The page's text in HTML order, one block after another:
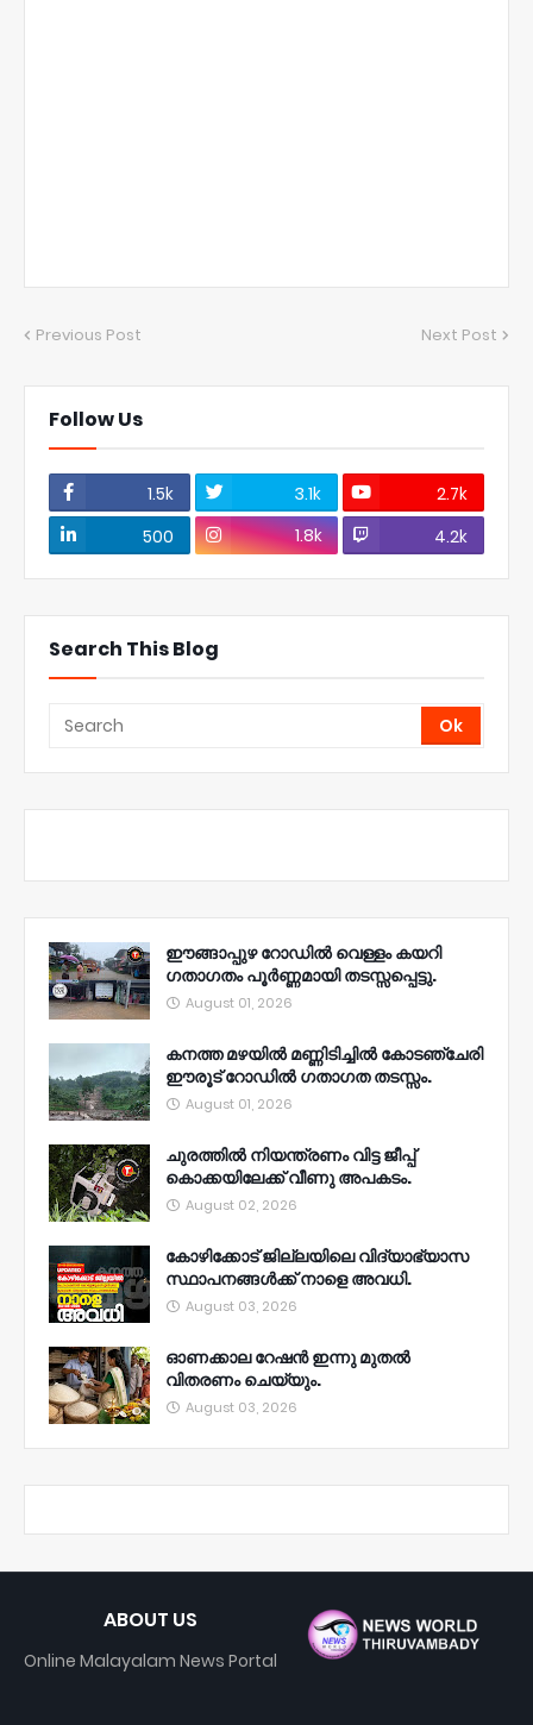
Previous Post Next Post
Follow Us
1.5k 3.1k
2.7k
500
1.8k 4.2k
Search This Blog
ഈങ്ങാപ്പുഴ റോഡിൽ വെള്ളം കയറി
ഗതാഗതം പൂർണ്ണമായി തടസ്സപ്പെട്ടു.
August 01, 2026
കനത്ത മഴയിൽ മണ്ണിടിച്ചിൽ കോടഞ്ചേരി
ഈരൂട് റോഡിൽ ഗതാഗത തടസ്സം.
August 01, 2026
ചുരത്തിൽ നിയന്ത്രണം വിട്ട ജീപ്പ്
കൊക്കയിലേക്ക് വീണു അപകടം.
August 02, 2026
കോഴിക്കോട് ജില്ലയിലെ വിദ്യാഭ്യാസ
സ്ഥാപനങ്ങൾക്ക് നാളെ അവധി.
August 03, 2026
ഓണക്കാല റേഷൻ ഇന്നു മുതല്‍
വിതരണം ചെയ്യും.
August 03, 2026
ABOUT US
Online Malayalam News Portal